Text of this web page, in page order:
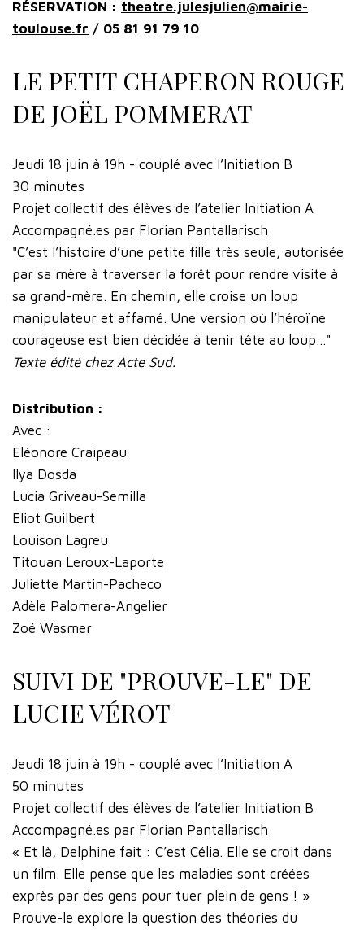
RÉSERVATION : theatre.julesjulien@mairie-
toulouse.fr / 05 81 91 79 10
LE PETIT CHAPERON ROUGE
DE JOËL POMMERAT
Jeudi 18 juin à 19h - couplé avec l’Initiation B
30 minutes
Projet collectif des élèves de l’atelier Initiation A
Accompagné.es par Florian Pantallarisch
"C’est l’histoire d’une petite fille très seule, autorisée
par sa mère à traverser la forêt pour rendre visite à
sa grand-mère. En chemin, elle croise un loup
manipulateur et affamé. Une version où l’héroïne
courageuse est bien décidée à tenir tête au loup..."
Texte édité chez Acte Sud.
Distribution :
Avec :
Eléonore Craipeau
Ilya Dosda
Lucia Griveau-Semilla
Eliot Guilbert
Louison Lagreu
Titouan Leroux-Laporte
Juliette Martin-Pacheco
Adèle Palomera-Angelier
Zoé Wasmer
SUIVI DE "PROUVE-LE" DE
LUCIE VÉROT
Jeudi 18 juin à 19h - couplé avec l’Initiation A
50 minutes
Projet collectif des élèves de l’atelier Initiation B
Accompagné.es par Florian Pantallarisch
« Et là, Delphine fait : C’est Célia. Elle se croit dans
un film. Elle pense que les maladies sont créées
exprès par des gens pour tuer plein de gens ! »
Prouve-le explore la question des théories du